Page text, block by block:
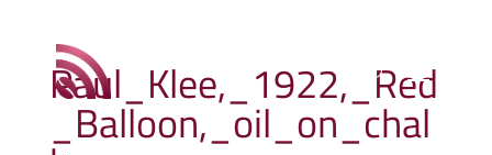
Paul_Klee,_1922,_Red
_Balloon,_oil_on_chal